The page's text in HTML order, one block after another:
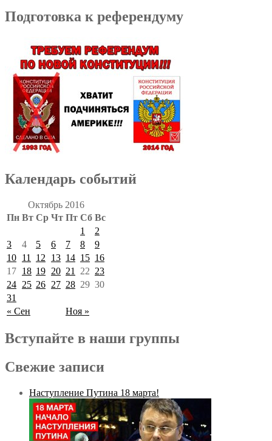
Подготовка к референдуму
Календарь событий
Октябрь 2016
Пн Вт Ср Чт Пт Сб Вс
« Сен Ноя »
1
2
3
4 5 6 7 8
9
10 11 12 13 14 15 16
17 18 19 20 21 22 23
24 25 26 27 28 29 30
31
Вступайте в наши группы
Свежие записи
Наступление Путина 18 марта!